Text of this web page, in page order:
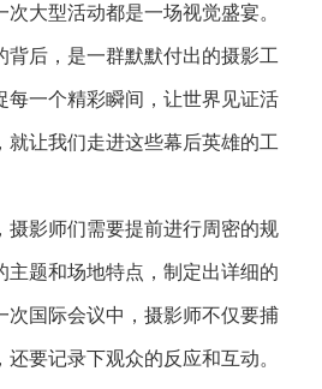
大型活动都是一场视觉盛宴。
背后，是一群默默付出的摄影工
每一个精彩瞬间，让世界见证活
就让我们走进这些幕后英雄的工
摄影师们需要提前进行周密的规
主题和场地特点，制定出详细的
次国际会议中，摄影师不仅要捕
要记录下观众的反应和互动。